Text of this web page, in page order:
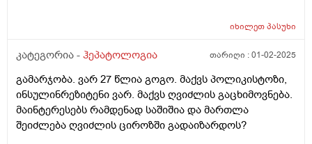
დადებითი ან ოთხივეს მეორე დადებითი ? ან ოთხივეს
ყველას?მადლობა
იხილეთპასუხი
კატეგორია - ჰეპატოლოგია თარიღი :01-02-2025
გამარჯობა. ვარ 27 წლია გოგო. მაქვს პოლიკისტოზი,
ინსულინრეზიტენი ვარ. მაქვს ღვიძლის გაცხიმოვნება.
მაინტერესებს რამდენად საშიშია და მართლა
შეიძლება ღვიძლის ციროზში გადაიზარდოს?